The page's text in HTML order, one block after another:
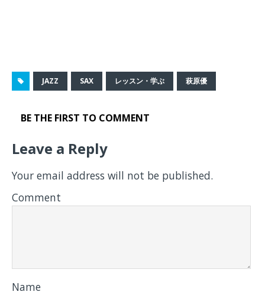
JAZZ SAX レッスン・学ぶ 萩原優
BE THE FIRST TO COMMENT
Leave a Reply
Your email address will not be published.
Comment
Name